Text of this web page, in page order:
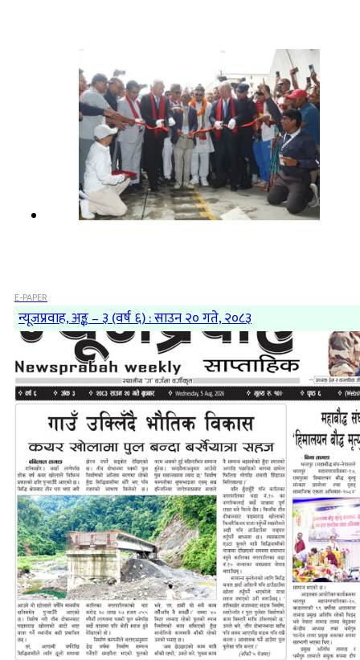
E-PAPER
न्यूजप्रवाह, अङ्क – ३ (वर्ष ६) : साउन २० गते, २०८३